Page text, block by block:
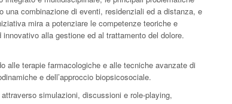
una combinazione di eventi, residenziali ed a distanza, e
mira a potenziare le competenze teoriche e
alla gestione ed al trattamento del dolore.
alle terapie farmacologiche e alle tecniche avanzate di
e dell’approccio biopsicosociale.
simulazioni, discussioni e role-playing,